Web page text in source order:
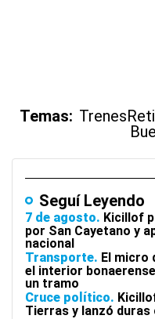
Temas: Trenes
Seguí Leyendo
7 de agosto Kicillof
por San Cayetano y
nacional
Transporte El micro
el interior
un tramo
Cruce político
Tierras y lanzó